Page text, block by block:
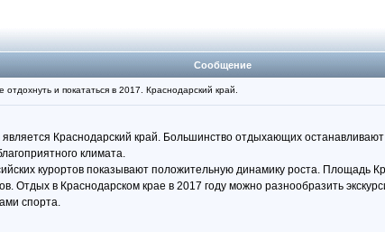
Сообщение
и покататься в 2017. Краснодарский край.
Краснодарский край. Большинство отдыхающих
климата.
курортов показывают положительную динамику роста. Площадь
Отдых в Краснодарском крае в 2017 году можно разнообразить
спорта.